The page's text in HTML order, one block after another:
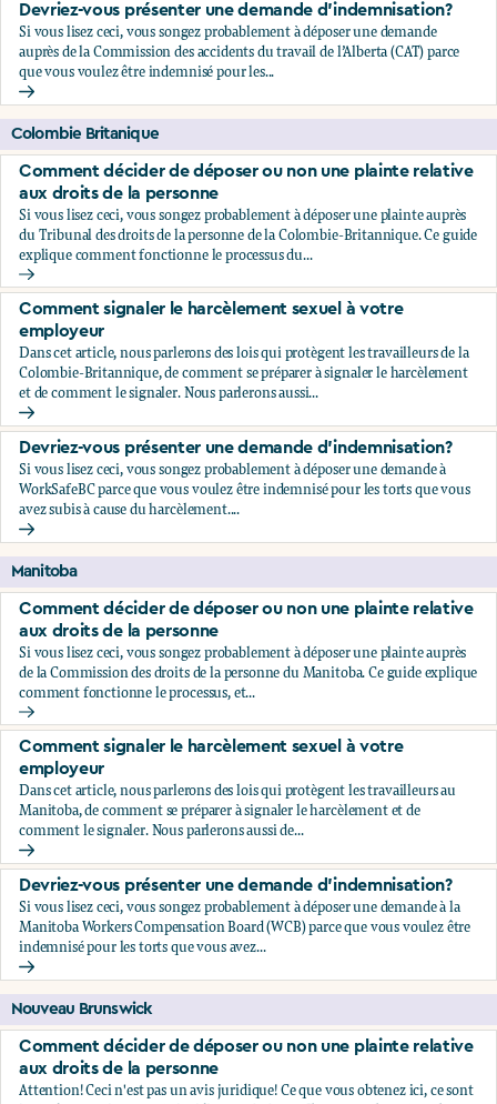
Devriez-vous présenter une demande d'indemnisation?
Si vous lisez ceci, vous songez probablement à déposer une demande
auprès de la Commission des accidents du travail de l’Alberta (CAT) parce
que vous voulez être indemnisé pour les...
Devriez-vous présenter une demande d'indemnisation?
Colombie Britanique
Comment décider de déposer ou non une plainte relative
aux droits de la personne
Si vous lisez ceci, vous songez probablement à déposer une plainte auprès
du Tribunal des droits de la personne de la Colombie-Britannique. Ce guide
explique comment fonctionne le processus du...
Comment décider de déposer ou non une plainte relative
Comment signaler le harcèlement sexuel à votre
employeur
Dans cet article, nous parlerons des lois qui protègent les travailleurs de la
Colombie-Britannique, de comment se préparer à signaler le harcèlement
et de comment le signaler. Nous parlerons aussi...
Comment signaler le harcèlement sexuel à votre employeur
Devriez-vous présenter une demande d'indemnisation?
Si vous lisez ceci, vous songez probablement à déposer une demande à
WorkSafeBC parce que vous voulez être indemnisé pour les torts que vous
avez subis à cause du harcèlement....
Devriez-vous présenter une demande d'indemnisation?
Manitoba
Comment décider de déposer ou non une plainte relative
aux droits de la personne
Si vous lisez ceci, vous songez probablement à déposer une plainte auprès
de la Commission des droits de la personne du Manitoba. Ce guide explique
comment fonctionne le processus, et...
Comment décider de déposer ou non une plainte relative
Comment signaler le harcèlement sexuel à votre
employeur
Dans cet article, nous parlerons des lois qui protègent les travailleurs au
Manitoba, de comment se préparer à signaler le harcèlement et de
comment le signaler. Nous parlerons aussi de...
Comment signaler le harcèlement sexuel à votre employeur
Devriez-vous présenter une demande d'indemnisation?
Si vous lisez ceci, vous songez probablement à déposer une demande à la
Manitoba Workers Compensation Board (WCB) parce que vous voulez être
indemnisé pour les torts que vous avez...
Devriez-vous présenter une demande d'indemnisation?
Nouveau Brunswick
Comment décider de déposer ou non une plainte relative
aux droits de la personne
Attention! Ceci n'est pas un avis juridique! Ce que vous obtenez ici, ce sont